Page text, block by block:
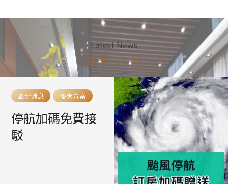
Latest News
最新消息
最新消息 優惠方案
停航加碼免費接
駁